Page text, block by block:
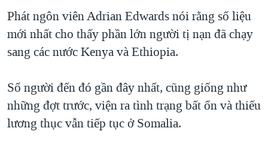
VĂN HOÁ
THỂ THAO
GIÁO DỤC
GROUND ZERO – XƯA VÀ NAY
THƯỢNG ĐỈNH TRUMP-KIM TẠI VIỆT NAM
TRỊNH VĨNH BÌNH VS. CHÍNH PHỦ VIỆT NAM
NGƯ DÂN VIỆT VÀ LÀN SÓNG TRỘM HẢI SÂM
Ngôn ngữ khác
Phát ngôn viên Adrian Edwards nói rằng số liệu
mới nhất cho thấy phần lớn người tị nạn đã chạy
sang các nước Kenya và Ethiopia.
Số người đến đó gần đây nhất, cũng giống như
những đợt trước, viện ra tình trạng bất ổn và thiếu
lương thục vẫn tiếp tục ở Somalia.